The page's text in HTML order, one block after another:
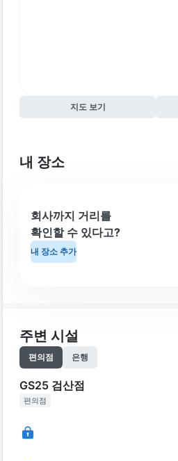
지도 보기
내 장소
회사까지 거리를
확인할 수 있다고?
내 장소 추가
주변 시설
편의점 은행
GS25 검산점
편의점